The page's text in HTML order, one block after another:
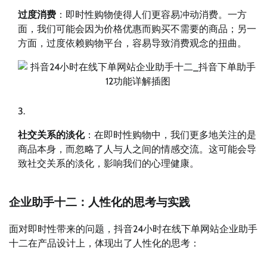
过度消费 ：即时性购物使得人们更容易冲动消费。一方
面，我们可能会因为价格优惠而购买不需要的商品；另一
方面，过度依赖购物平台，容易导致消费观念的扭曲。
社交关系的淡化：在即时性购物中，我们更多地关注的是
商品本身，而忽略了人与人之间的情感交流。这可能会导
致社交关系的淡化，影响我们的心理健康。
企业助手十二：人性化的思考与实践
面对即时性带来的问题，抖音24小时在线下单网站企业助手
十二在产品设计上，体现出了人性化的思考：